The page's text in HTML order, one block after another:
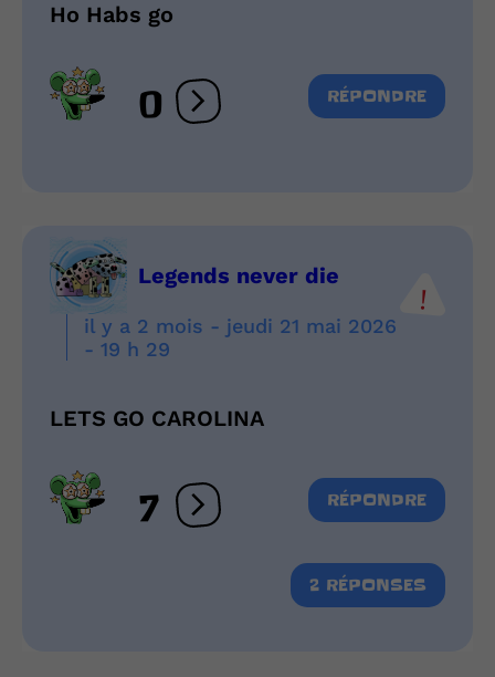
Ho Habs go
0 Ouvrir les réactions
RÉPONDRE
Legends never die
il y a 2 mois - jeudi 21 mai 2026
- 19 h 29
LETS GO CAROLINA
7 Ouvrir les réactions
RÉPONDRE
2 RÉPONSES